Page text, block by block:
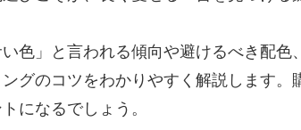
色」と言われる傾向や避けるべき配色
グのコツをわかりやすく解説します。
になるでしょう。